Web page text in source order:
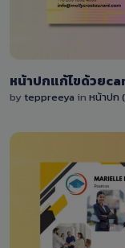
by teppreeya in หน้าปก